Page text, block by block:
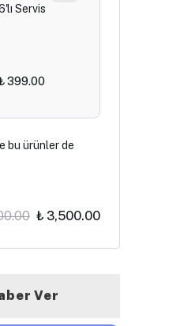
Servis
399.00
bu ürünler de
₺ 3,500.00
Ver